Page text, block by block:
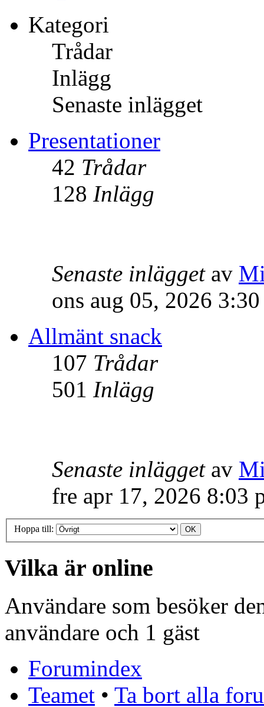
Kategori
Trådar
Inlägg
Senaste inlägget
Presentationer
42 Trådar
128 Inlägg
Senaste inläggetav
ons aug 05, 2026
Allmänt snack
107 Trådar
501 Inlägg
Senaste inläggetav
fre apr 17, 2026 8:03
Hoppa till:
Vilka är online
Användare som besöker
användare och 1 gäst
Forumindex
Teamet • Ta bort alla